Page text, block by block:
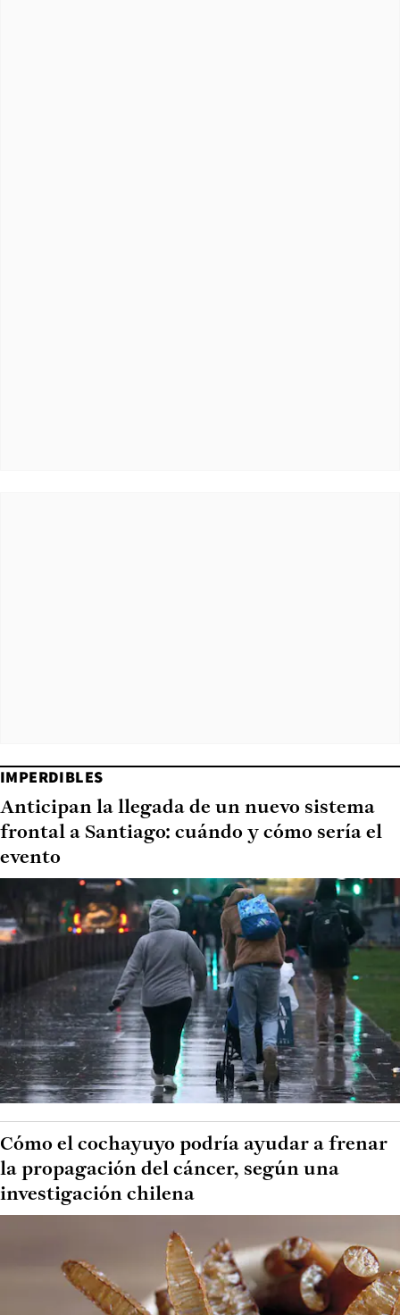
IMPERDIBLES
Anticipan la llegada de un nuevo sistema
frontal a Santiago: cuándo y cómo sería el
evento
Cómo el cochayuyo podría ayudar a frenar
la propagación del cáncer, según una
investigación chilena